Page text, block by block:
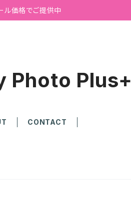
ル価格でご提供中
Photo Plus+
CONTACT